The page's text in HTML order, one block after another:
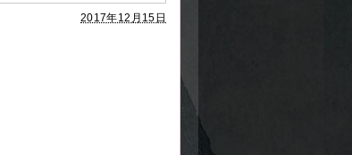
2017年12月15日